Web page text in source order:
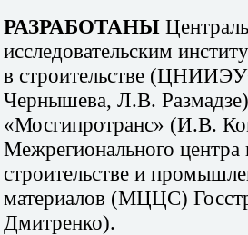
РАЗРАБОТАНЫ
исследовательским
в строительстве
Чернышева, Л.В.
«Мосгипротранс» (И.В.
Межрегионального
строительстве и
материалов (МЦЦС)
Дмитренко).